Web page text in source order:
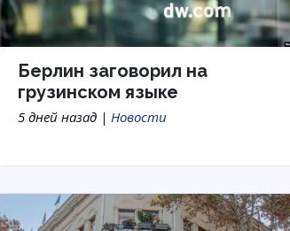
Берлин заговорил на
грузинском языке
5 дней назад | Новости